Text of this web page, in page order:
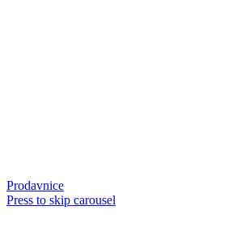
Prodavnice
Press to skip carousel